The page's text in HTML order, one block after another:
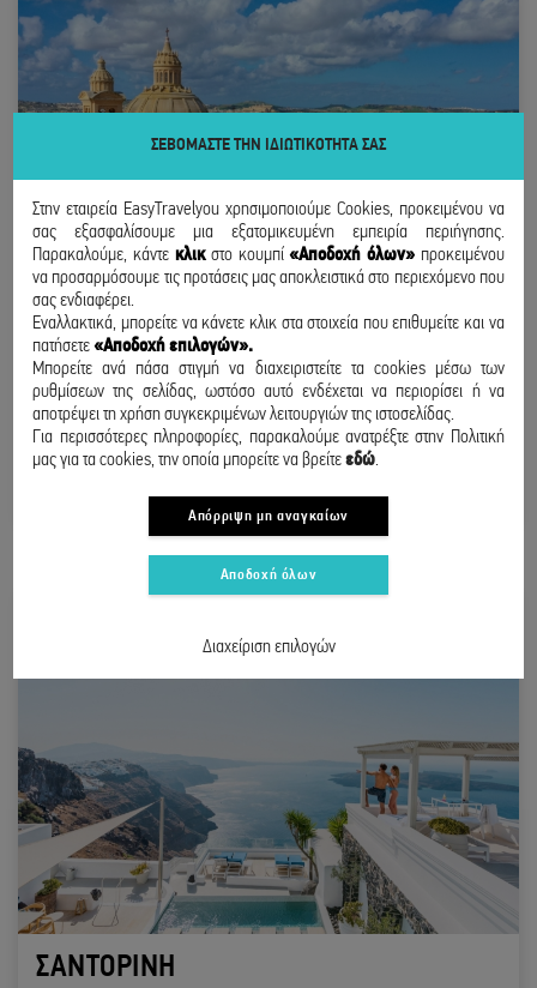
ΜΑΛΤΑ
ΑΠΟ ΑΘΗΝΑ
15 - 17 ΣΕΠΤΕΜΒΡΙΟΥ
/ άτομο
ΣΑΝΤΟΡΙΝΗ
ΣΕΒΟΜΑΣΤΕ ΤΗΝ ΙΔΙΩΤΙΚΟΤΗΤΑ ΣΑΣ
Στην εταιρεία EasyTravelyou χρησιμοποιούμε Cookies, προκειμένου να
σας εξασφαλίσουμε μια εξατομικευμένη εμπειρία περιήγησης.
Παρακαλούμε, κάντε κλικστο κουμπί«Αποδοχή όλων» προκειμένου
να προσαρμόσουμε τις προτάσεις μας αποκλειστικά στο περιεχόμενο που
σας ενδιαφέρει.
Εναλλακτικά, μπορείτε να κάνετε κλικ στα στοιχεία που επιθυμείτε και να
πατήσετε«Αποδοχή επιλογών».
Μπορείτε ανά πάσα στιγμή να διαχειριστείτε τα cookies μέσω των
ρυθμίσεων της σελίδας, ωστόσο αυτό ενδέχεται να περιορίσει ή να
αποτρέψει τη χρήση συγκεκριμένων λειτουργιών της ιστοσελίδας.
Για περισσότερες πληροφορίες, παρακαλούμε ανατρέξτε στην Πολιτική
μας για τα cookies, την οποία μπορείτε να βρείτεεδώ.
Απόρριψη μη αναγκαίων
Αποδοχή όλων
Διαχείριση επιλογών